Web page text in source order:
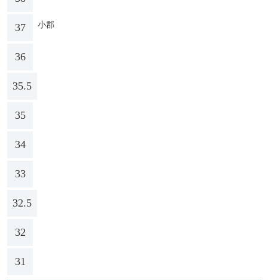
37 小郡
36
35.5
35
34
33
32.5
32
31